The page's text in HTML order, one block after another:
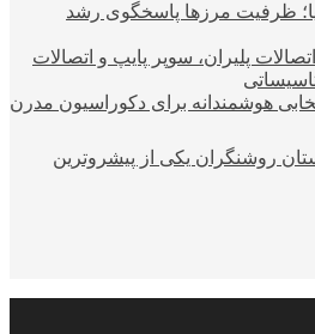
ظرفیت مرزها پاسخگوی رشد
پلیران، سوپر پایپ و اتصالات
هوشمندانه برای دکوراسیون مدرن
روشنگران یکی از پیشروترین